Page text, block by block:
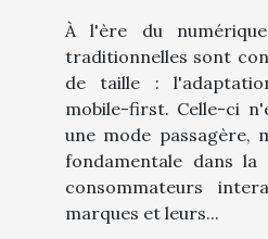
À l'ère du
traditionnelles sont
de taille :
mobile-first. Celle-ci
une mode passagère,
fondamentale dans
consommateurs
marques et leurs...